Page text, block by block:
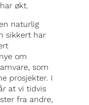
økt.
naturlig
sikkert har
om
som
prosjekter. I
at vi tidvis
fra andre,